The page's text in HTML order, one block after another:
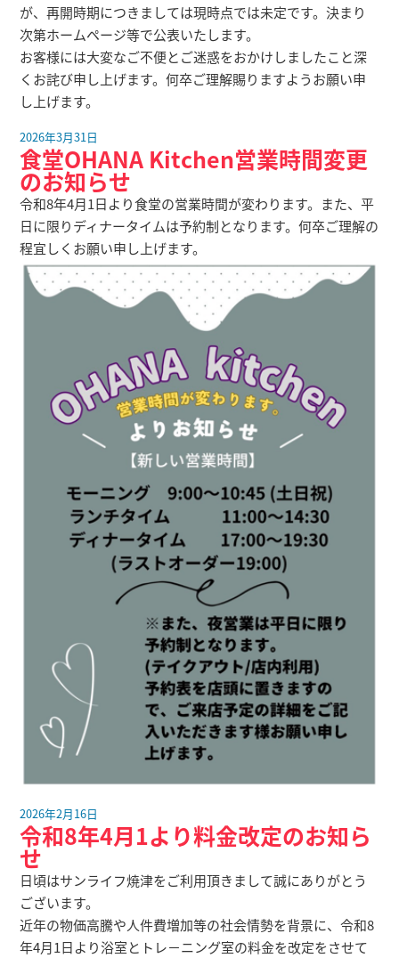
が、再開時期につきましては現時点では未定です。決まり
次第ホームページ等で公表いたします。
お客様には大変なご不便とご迷惑をおかけしましたこと深
くお詫び申し上げます。何卒ご理解賜りますようお願い申
し上げます。
2026年3月31日
食堂OHANA Kitchen営業時間変更
のお知らせ
令和8年4月1日より食堂の営業時間が変わります。また、平
日に限りディナータイムは予約制となります。何卒ご理解の
程宜しくお願い申し上げます。
2026年2月16日
令和8年4月1より料金改定のお知ら
せ
日頃はサンライフ焼津をご利用頂きまして誠にありがとう
ございます。
近年の物価高騰や人件費増加等の社会情勢を背景に、令和8
年4月1日より浴室とトレ－ニング室の料金を改定をさせて